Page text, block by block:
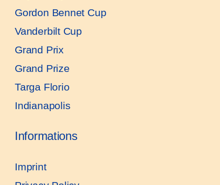
Gordon Bennet Cup
Vanderbilt Cup
Grand Prix
Grand Prize
Targa Florio
Indianapolis
Informations
Imprint